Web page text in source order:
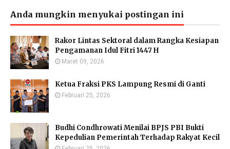
Anda mungkin menyukai postingan ini
Rakor Lintas Sektoral dalam Rangka Kesiapan
Pengamanan Idul Fitri 1447 H
Maret 09, 2026
Ketua Fraksi PKS Lampung Resmi di Ganti
Februari 25, 2026
Budhi Condhrowati Menilai BPJS PBI Bukti
Kepedulian Pemerintah Terhadap Rakyat Kecil